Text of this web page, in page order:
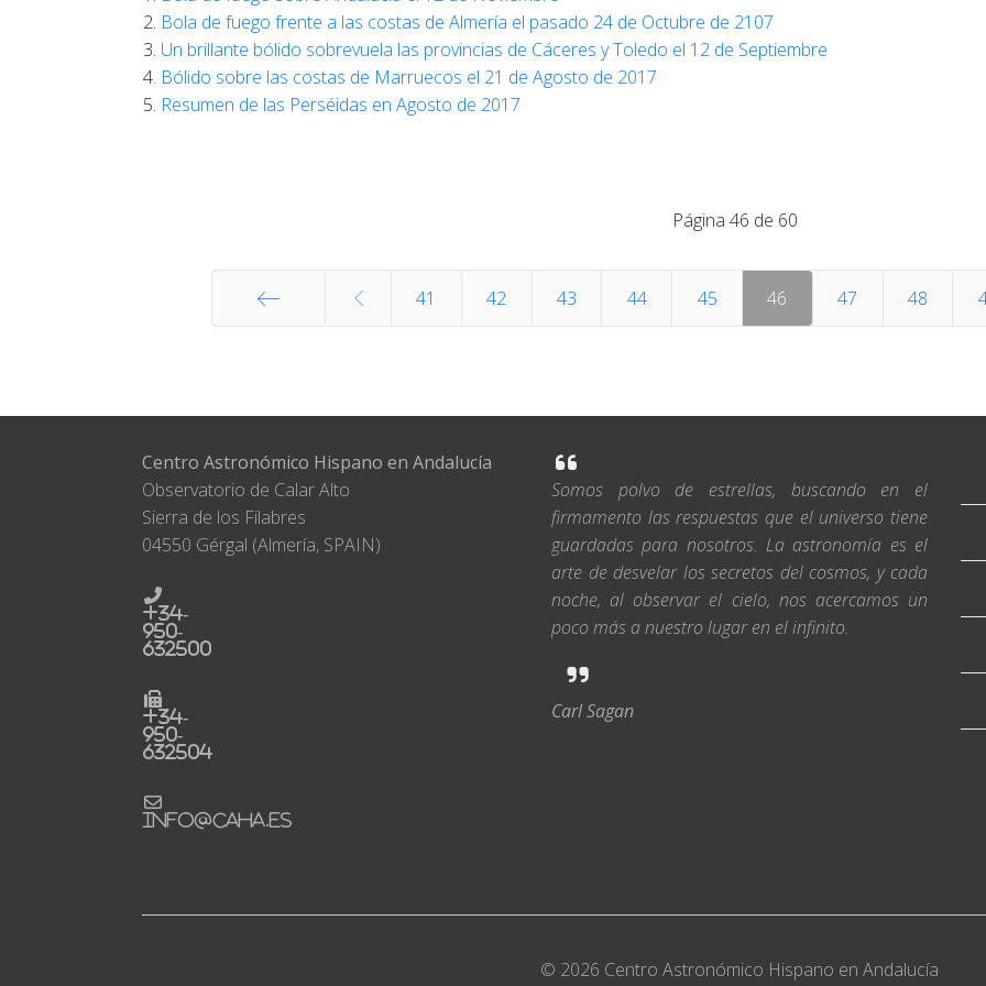
Bola de fuego frente a las costas de Almería el pasado 24 de Octubre de 2107
Un brillante bólido sobrevuela las provincias de Cáceres y Toledo el 12 de Septiembre
Bólido sobre las costas de Marruecos el 21 de Agosto de 2017
Resumen de las Perséidas en Agosto de 2017
Página 46 de 60
41 42 43 44 45 46 47 48
Centro Astronómico Hispano en Andalucía
Observatorio de Calar Alto
Sierra de los Filabres
04550 Gérgal (Almería, SPAIN)
+34-
950-
632500
+34-
950-
632504
info@caha.es
Somos polvo de estrellas, buscando en el
firmamento las respuestas que el universo tiene
guardadas para nosotros. La astronomía es el
arte de desvelar los secretos del cosmos, y cada
noche, al observar el cielo, nos acercamos un
poco más a nuestro lugar en el infinito.
Carl Sagan
© 2026 Centro Astronómico Hispano en Andalucía